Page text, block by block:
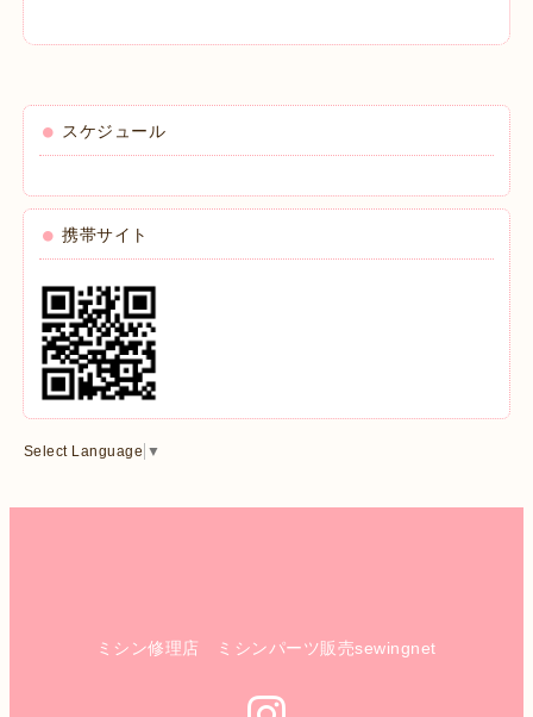
スケジュール
携帯サイト
Select Language ▼
ミシン修理店 ミシンパーツ販売sewingnet